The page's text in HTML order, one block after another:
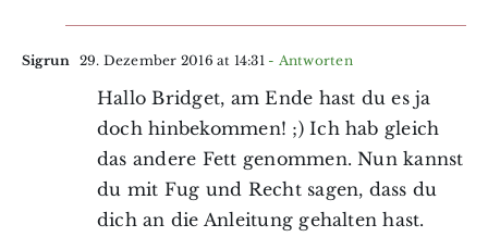
Sigrun 29. Dezember 2016 at 14:31 - Antworten
Hallo Bridget, am Ende hast du es ja
doch hinbekommen! ;) Ich hab gleich
das andere Fett genommen. Nun kannst
du mit Fug und Recht sagen, dass du
dich an die Anleitung gehalten hast.